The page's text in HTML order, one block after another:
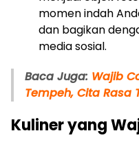
momen indah
dan bagikan
media sosial.
Baca Juga: Wajib
Tempeh, Cita Rasa
Kuliner yang